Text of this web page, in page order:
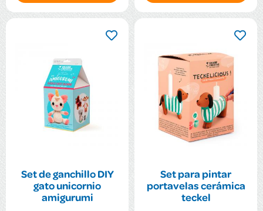
Set de ganchillo DIY
gato unicornio
amigurumi
Set para pintar
portavelas cerámica
teckel